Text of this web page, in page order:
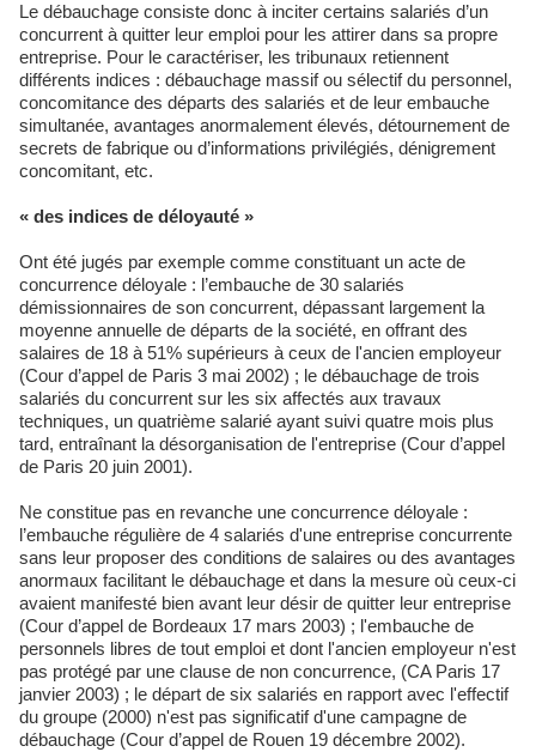
Le débauchage consiste donc à inciter certains salariés d’un
concurrent à quitter leur emploi pour les attirer dans sa propre
entreprise. Pour le caractériser, les tribunaux retiennent
différents indices : débauchage massif ou sélectif du personnel,
concomitance des départs des salariés et de leur embauche
simultanée, avantages anormalement élevés, détournement de
secrets de fabrique ou d’informations privilégiés, dénigrement
concomitant, etc.
« des indices de déloyauté »
Ont été jugés par exemple comme constituant un acte de
concurrence déloyale : l’embauche de 30 salariés
démissionnaires de son concurrent, dépassant largement la
moyenne annuelle de départs de la société, en offrant des
salaires de 18 à 51% supérieurs à ceux de l'ancien employeur
(Cour d’appel de Paris 3 mai 2002) ; le débauchage de trois
salariés du concurrent sur les six affectés aux travaux
techniques, un quatrième salarié ayant suivi quatre mois plus
tard, entraînant la désorganisation de l'entreprise (Cour d’appel
de Paris 20 juin 2001).
Ne constitue pas en revanche une concurrence déloyale :
l’embauche régulière de 4 salariés d'une entreprise concurrente
sans leur proposer des conditions de salaires ou des avantages
anormaux facilitant le débauchage et dans la mesure où ceux-ci
avaient manifesté bien avant leur désir de quitter leur entreprise
(Cour d’appel de Bordeaux 17 mars 2003) ; l'embauche de
personnels libres de tout emploi et dont l'ancien employeur n'est
pas protégé par une clause de non concurrence, (CA Paris 17
janvier 2003) ; le départ de six salariés en rapport avec l'effectif
du groupe (2000) n'est pas significatif d'une campagne de
débauchage (Cour d’appel de Rouen 19 décembre 2002).